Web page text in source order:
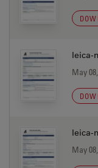
leica-
May
leica-
May